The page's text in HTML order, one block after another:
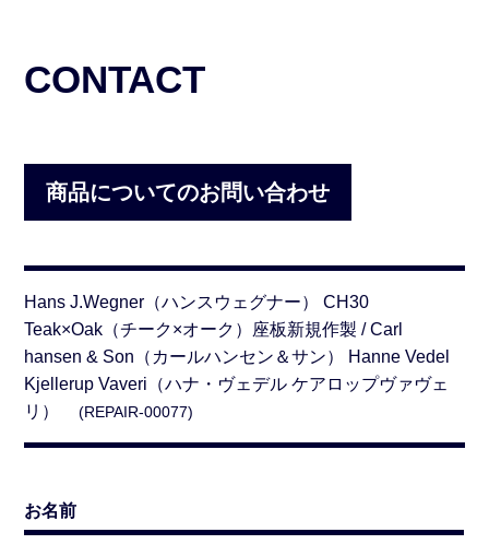
CONTACT
商品についてのお問い合わせ
Hans J.Wegner（ハンスウェグナー） CH30
Teak×Oak（チーク×オーク）座板新規作製 / Carl
hansen & Son（カールハンセン＆サン） Hanne Vedel
Kjellerup Vaveri（ハナ・ヴェデル ケアロップヴァヴェ
リ）
(REPAIR-00077)
お名前